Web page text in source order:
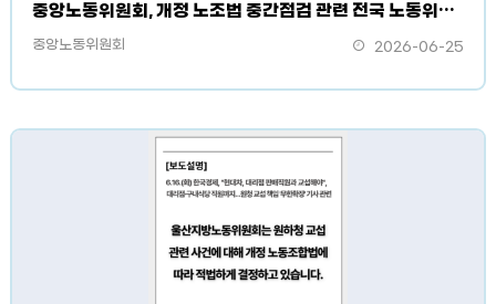
중앙노동위원회, 개정 노조법 중간점검 관련 전국 노동위원회 위원장 회의 개최
중앙노동위원회 2026-06-25